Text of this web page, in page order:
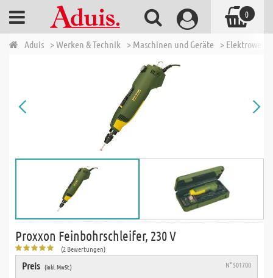
Aduis > Werken & Technik > Maschinen und Geräte >
Proxxon Feinbohrschleifer, 230 V
(2 Bewertungen)
Preis (inkl. MwSt.) N° 501700
0